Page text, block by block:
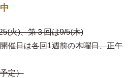
火)、第３回は9/5(木)
催日は各回1週前の木曜日、正午
定）